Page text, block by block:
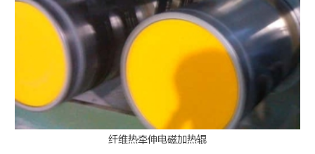
纤维热牵伸电磁加热辊